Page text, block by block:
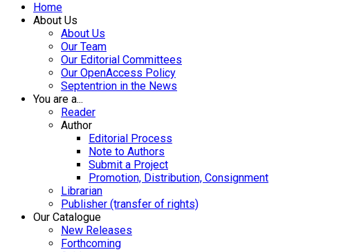
Home
About Us
About Us
Our Team
Our Editorial Committees
Our OpenAccess Policy
Septentrion in the News
You are a...
Reader
Author
Editorial Process
Note to Authors
Submit a Project
Promotion, Distribution, Consignment
Librarian
Publisher (transfer of rights)
Our Catalogue
New Releases
Forthcoming